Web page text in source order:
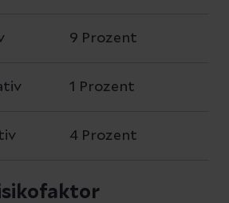
9 Prozent
1 Prozent
4 Prozent